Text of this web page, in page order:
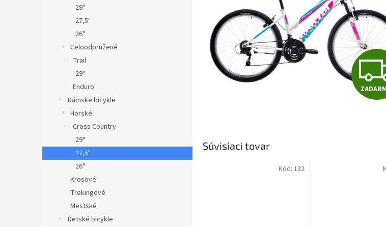
29"
27,5"
26"
Celoodpružené
Trail
29"
Enduro
Dámske bicykle
Horské
Cross Country
29"
27,5"
26"
Krosové
Trekingové
Mestské
Detské bicykle
Súvisiaci tovar
Kód: 132